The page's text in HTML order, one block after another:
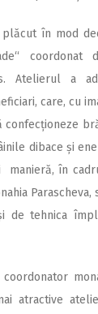
în mod
coordonat
Atelierul a
care, cu
confecționeze
dibace și
manieră, în
Parascheva,
de tehnica
atractive